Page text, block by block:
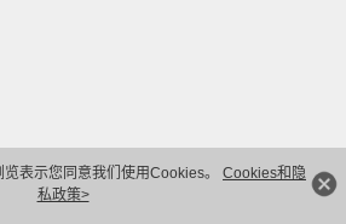
表示您同意我们使用Cookies。 Cookies和隐
私政策>